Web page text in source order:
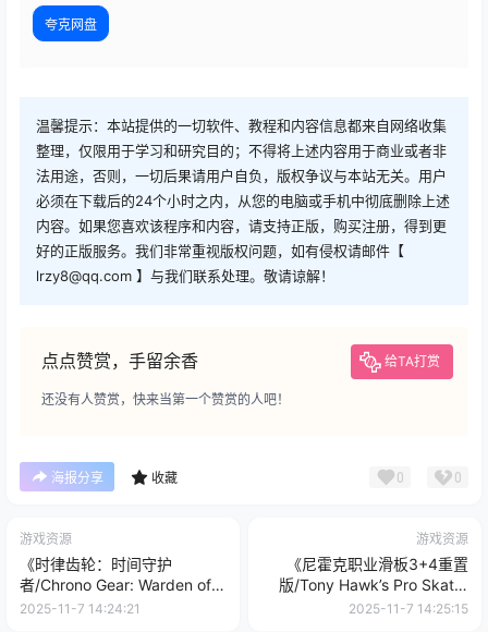
夸克网盘
温馨提示：本站提供的一切软件、教程和内容信息都来自网络收集
整理，仅限用于学习和研究目的；不得将上述内容用于商业或者非
法用途，否则，一切后果请用户自负，版权争议与本站无关。用户
必须在下载后的24个小时之内，从您的电脑或手机中彻底删除上述
内容。如果您喜欢该程序和内容，请支持正版，购买注册，得到更
好的正版服务。我们非常重视版权问题，如有侵权请邮件【
lrzy8@qq.com 】与我们联系处理。敬请谅解！
点点赞赏，手留余香 给TA打赏
还没有人赞赏，快来当第一个赞赏的人吧！
海报分享 收藏 0 0
游戏资源
《时律齿轮：时间守护
者/Chrono Gear: Warden of
Time》PC英文版下载-含
2025-11-7 14:24:21
游戏资源
《尼霍克职业滑板3+4重置
版/Tony Hawk’s Pro Skater
3+4》PC英文版下载-含v2.1
2025-11-7 14:25:15